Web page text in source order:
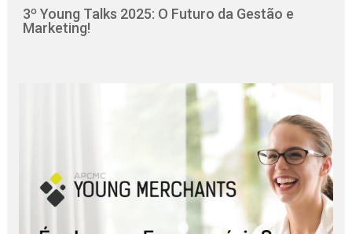
3º Young Talks 2025: O Futuro da Gestão e
Marketing!